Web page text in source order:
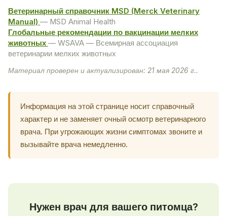
Ветеринарный справочник MSD (Merck Veterinary
Manual) — MSD Animal Health
Глобальные рекомендации по вакцинации мелких
животных — WSAVA — Всемирная ассоциация
ветеринарии мелких животных
Материал проверен и актуализирован: 21 мая 2026 г..
Информация на этой странице носит справочный
характер и не заменяет очный осмотр ветеринарного
врача. При угрожающих жизни симптомах звоните и
вызывайте врача немедленно.
Нужен врач для вашего питомца?